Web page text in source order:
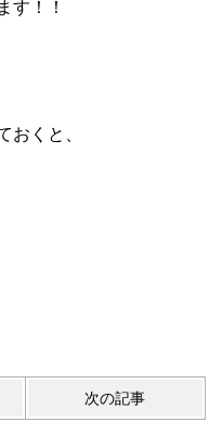
す！！
おくと、
次の記事